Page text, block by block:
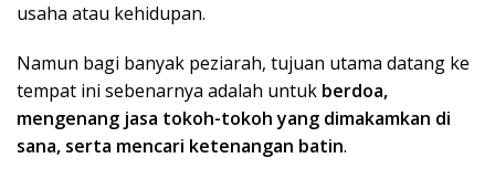
usaha atau kehidupan.
Namun bagi banyak peziarah, tujuan utama datang ke
tempat ini sebenarnya adalah untuk berdoa,
mengenang jasa tokoh-tokoh yang dimakamkan di
sana, serta mencari ketenangan batin.